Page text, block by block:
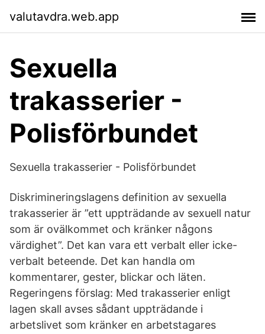
valutavdra.web.app
Sexuella
trakasserier -
Polisförbundet
Sexuella trakasserier - Polisförbundet
Diskrimineringslagens definition av sexuella
trakasserier är ”ett uppträdande av sexuell natur
som är ovälkommet och kränker någons
värdighet”. Det kan vara ett verbalt eller icke-
verbalt beteende. Det kan handla om
kommentarer, gester, blickar och läten.
Regeringens förslag: Med trakasserier enligt
lagen skall avses sådant uppträdande i
arbetslivet som kränker en arbetstagares